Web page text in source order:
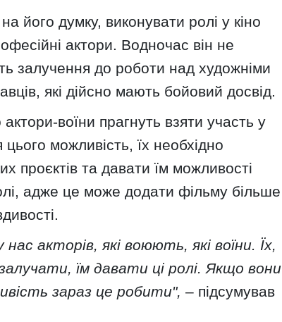
його думку, виконувати ролі у кіно
актори. Водночас він не
залучення до роботи над художніми
які дійсно мають бойовий досвід.
воїни прагнуть взяти участь у
можливість, їх необхідно
проєктів та давати їм можливості
адже це може додати фільму більше
нас акторів, які воюють, які воїни. Їх,
їм давати ці ролі. Якщо вони
зараз це робити", – підсумував